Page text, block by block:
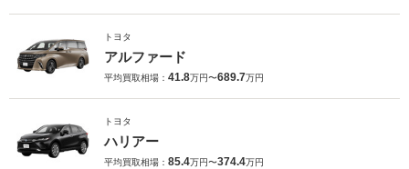
トヨタ
アルファード
平均買取相場： 41.8万円〜689.7万円
トヨタ
ハリアー
平均買取相場： 85.4万円〜374.4万円